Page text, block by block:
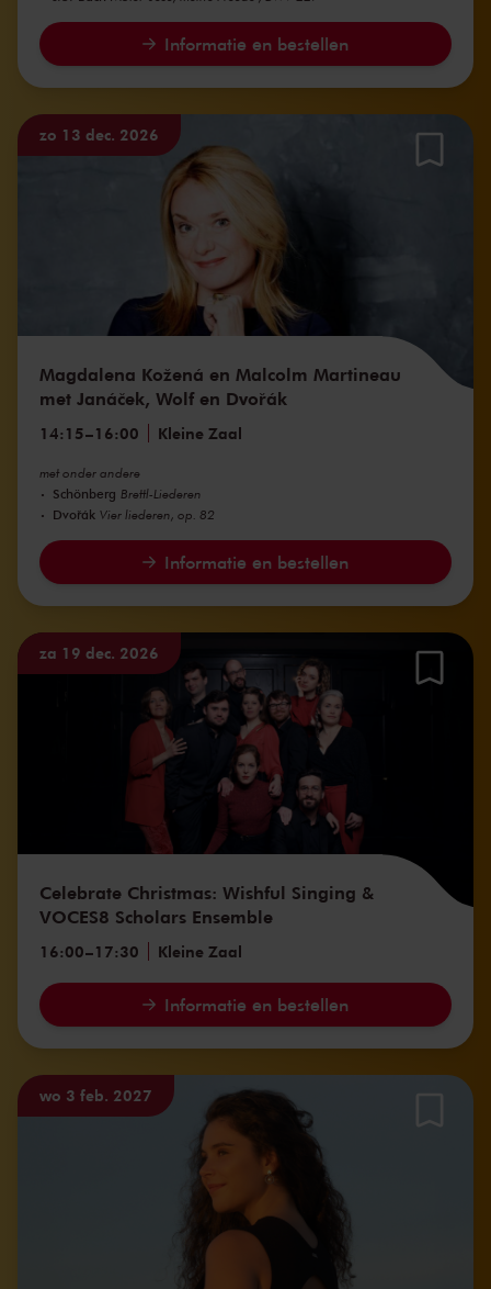
Informatie en bestellen
Magdalena Kožená en Malcolm Martineau
met Janáček, Wolf en Dvořák
14:15–16:00 Kleine Zaal
met onder andere
Schönberg Brettl-Liederen
Dvořák Vier liederen, op. 82
Informatie en bestellen
zo 13 dec. 2026
Celebrate Christmas: Wishful Singing &
VOCES8 Scholars Ensemble
16:00–17:30 Kleine Zaal
Informatie en bestellen
za 19 dec. 2026
wo 3 feb. 2027